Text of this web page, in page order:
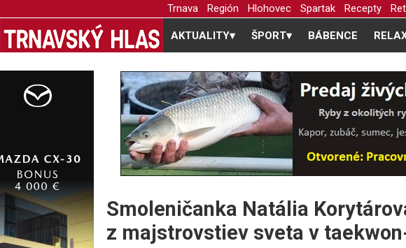
Trnava Región Hlohovec Spartak Recepty
AKTUALITY▾ ŠPORT▾ BÁBENCE
Smoleničanka Natália
z majstrovstiev sveta v